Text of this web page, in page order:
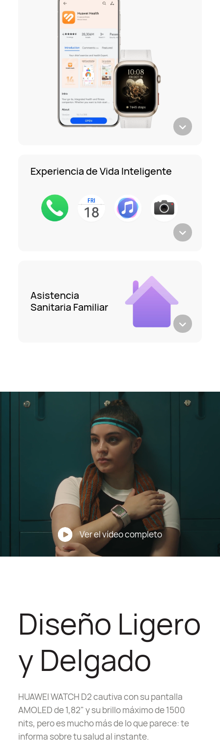
Experiencia de Vida Inteligente
Asistencia
Sanitaria Familiar
Ver el vídeo completo
Diseño Ligero
y Delgado
HUAWEI WATCH D2 cautiva con su pantalla
AMOLED de 1,82" y su brillo máximo de 1500
nits, pero es mucho más de lo que parece: te
informa sobre tu salud al instante.